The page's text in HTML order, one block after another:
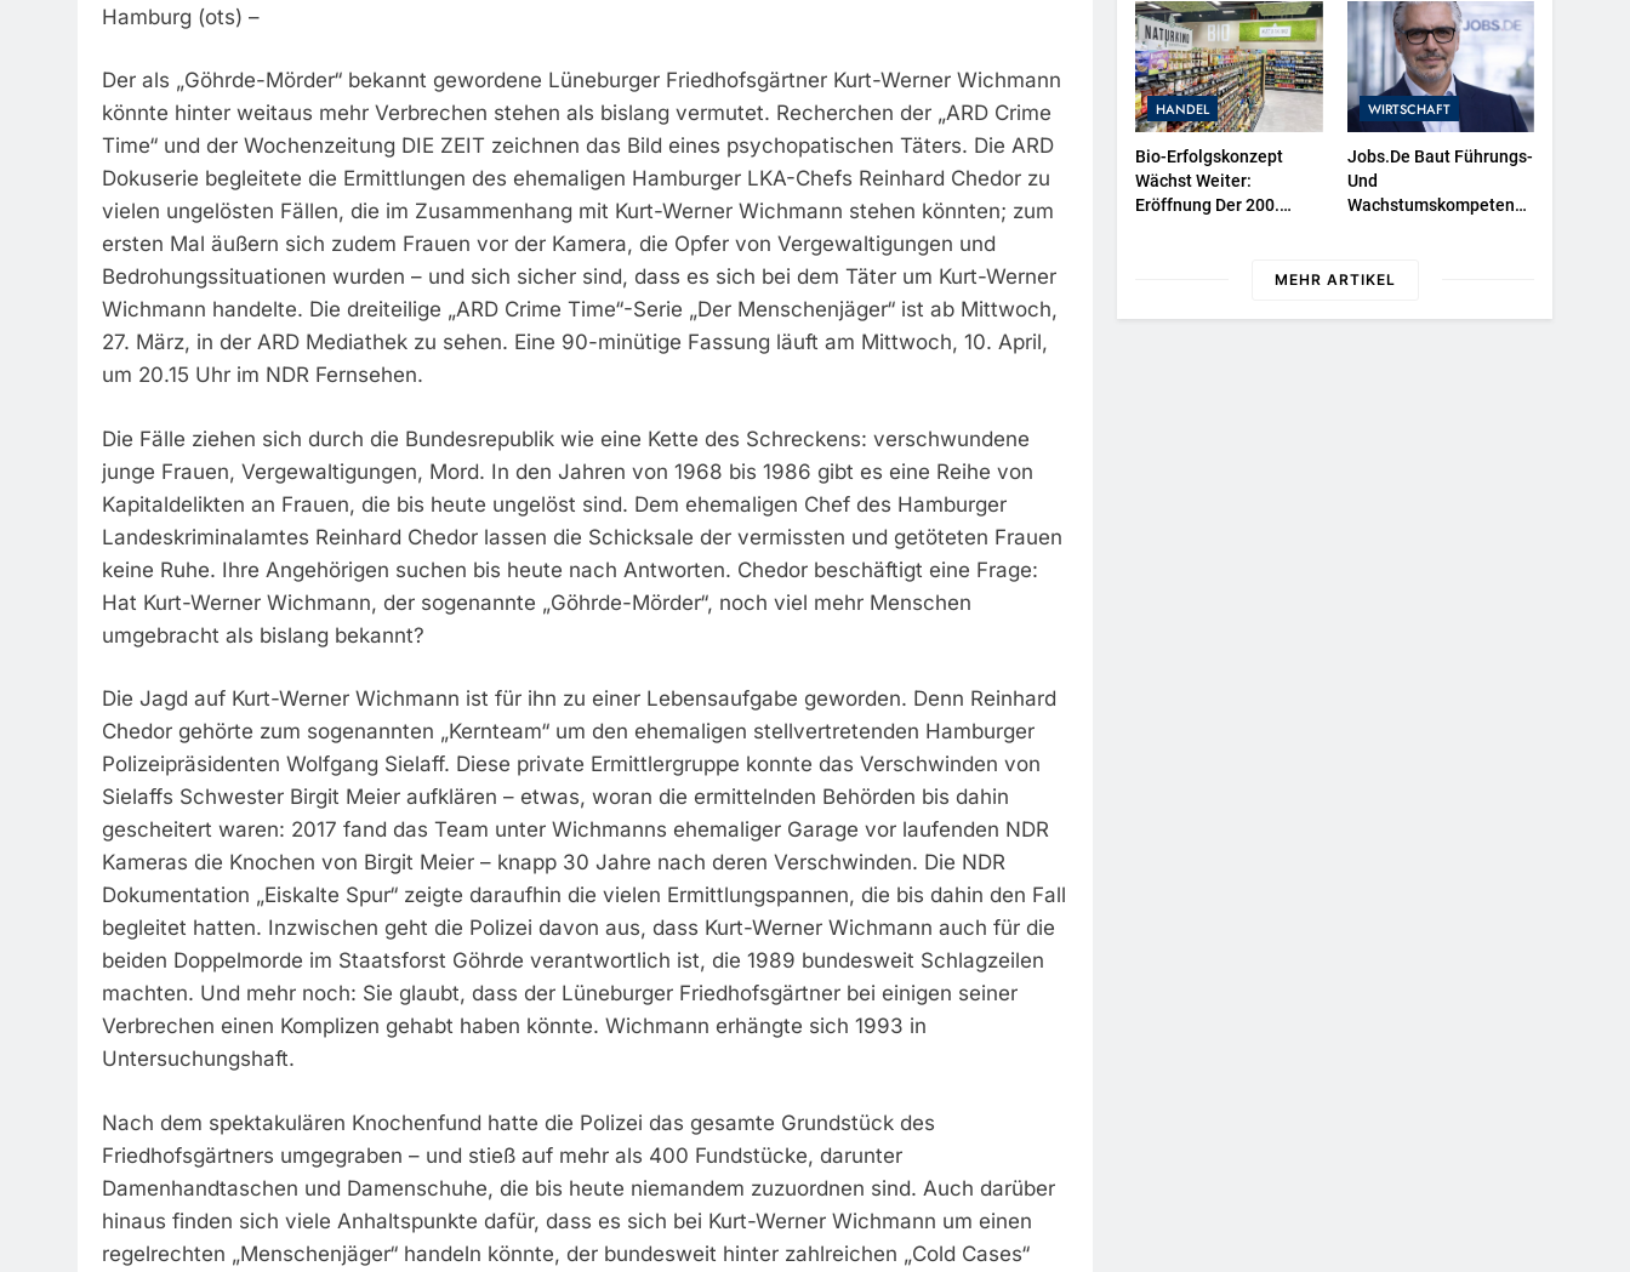
Hamburg (ots) –
Der als „Göhrde-Mörder“ bekannt gewordene Lüneburger Friedhofsgärtner Kurt-Werner Wichmann
könnte hinter weitaus mehr Verbrechen stehen als bislang vermutet. Recherchen der „ARD Crime
Time“ und der Wochenzeitung DIE ZEIT zeichnen das Bild eines psychopatischen Täters. Die ARD
Dokuserie begleitete die Ermittlungen des ehemaligen Hamburger LKA-Chefs Reinhard Chedor zu
vielen ungelösten Fällen, die im Zusammenhang mit Kurt-Werner Wichmann stehen könnten; zum
ersten Mal äußern sich zudem Frauen vor der Kamera, die Opfer von Vergewaltigungen und
Bedrohungssituationen wurden – und sich sicher sind, dass es sich bei dem Täter um Kurt-Werner
Wichmann handelte. Die dreiteilige „ARD Crime Time“-Serie „Der Menschenjäger“ ist ab Mittwoch,
27. März, in der ARD Mediathek zu sehen. Eine 90-minütige Fassung läuft am Mittwoch, 10. April,
um 20.15 Uhr im NDR Fernsehen.
Die Fälle ziehen sich durch die Bundesrepublik wie eine Kette des Schreckens: verschwundene
junge Frauen, Vergewaltigungen, Mord. In den Jahren von 1968 bis 1986 gibt es eine Reihe von
Kapitaldelikten an Frauen, die bis heute ungelöst sind. Dem ehemaligen Chef des Hamburger
Landeskriminalamtes Reinhard Chedor lassen die Schicksale der vermissten und getöteten Frauen
keine Ruhe. Ihre Angehörigen suchen bis heute nach Antworten. Chedor beschäftigt eine Frage:
Hat Kurt-Werner Wichmann, der sogenannte „Göhrde-Mörder“, noch viel mehr Menschen
umgebracht als bislang bekannt?
Die Jagd auf Kurt-Werner Wichmann ist für ihn zu einer Lebensaufgabe geworden. Denn Reinhard
Chedor gehörte zum sogenannten „Kernteam“ um den ehemaligen stellvertretenden Hamburger
Polizeipräsidenten Wolfgang Sielaff. Diese private Ermittlergruppe konnte das Verschwinden von
Sielaffs Schwester Birgit Meier aufklären – etwas, woran die ermittelnden Behörden bis dahin
gescheitert waren: 2017 fand das Team unter Wichmanns ehemaliger Garage vor laufenden NDR
Kameras die Knochen von Birgit Meier – knapp 30 Jahre nach deren Verschwinden. Die NDR
Dokumentation „Eiskalte Spur“ zeigte daraufhin die vielen Ermittlungspannen, die bis dahin den Fall
begleitet hatten. Inzwischen geht die Polizei davon aus, dass Kurt-Werner Wichmann auch für die
beiden Doppelmorde im Staatsforst Göhrde verantwortlich ist, die 1989 bundesweit Schlagzeilen
machten. Und mehr noch: Sie glaubt, dass der Lüneburger Friedhofsgärtner bei einigen seiner
Verbrechen einen Komplizen gehabt haben könnte. Wichmann erhängte sich 1993 in
Untersuchungshaft.
Nach dem spektakulären Knochenfund hatte die Polizei das gesamte Grundstück des
Friedhofsgärtners umgegraben – und stieß auf mehr als 400 Fundstücke, darunter
Damenhandtaschen und Damenschuhe, die bis heute niemandem zuzuordnen sind. Auch darüber
hinaus finden sich viele Anhaltspunkte dafür, dass es sich bei Kurt-Werner Wichmann um einen
regelrechten „Menschenjäger“ handeln könnte, der bundesweit hinter zahlreichen „Cold Cases“
Sowie Neuer
Ausstellungsbereiche Im
Polizeimuseum Hamburg
HANDEL
Bio-Erfolgskonzept
Wächst Weiter:
Eröffnung Der 200.
WIRTSCHAFT
Jobs.de Baut Führungs-
Und
Wachstumskompetenz
Schlüsselrolle Für
MEHR ARTIKEL